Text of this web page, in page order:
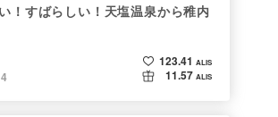
！すばらしい！天塩温泉から稚内
123.41 ALIS
11.57 ALIS